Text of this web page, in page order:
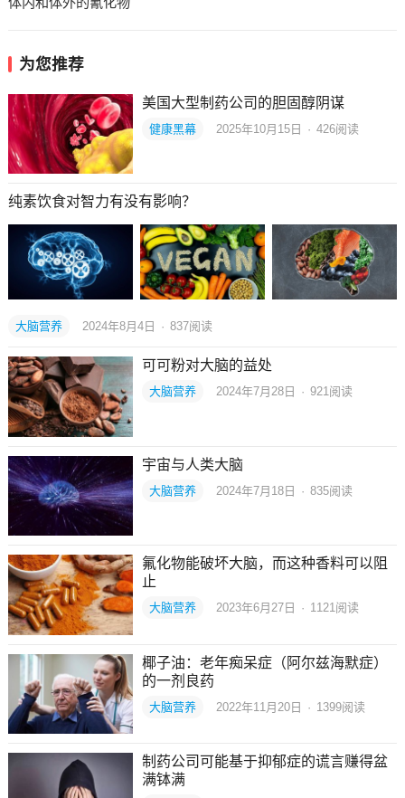
为您推荐
美国大型制药公司的胆固醇阴谋
健康黑幕 2025年10月15日 · 426阅读
纯素饮食对智力有没有影响？
大脑营养 2024年8月4日 · 837阅读
可可粉对大脑的益处
大脑营养 2024年7月28日 · 921阅读
宇宙与人类大脑
大脑营养 2024年7月18日 · 835阅读
氟化物能破坏大脑，而这种香料可以阻
止
大脑营养 2023年6月27日 · 1121阅读
椰子油：老年痴呆症（阿尔兹海默症）
的一剂良药
大脑营养 2022年11月20日 · 1399阅读
制药公司可能基于抑郁症的谎言赚得盆
满钵满